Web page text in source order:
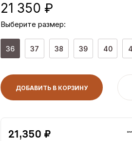
21 350 ₽
Выберите размер:
36 37 38 39 40
ДОБАВИТЬ В КОРЗИНУ
21,350 ₽